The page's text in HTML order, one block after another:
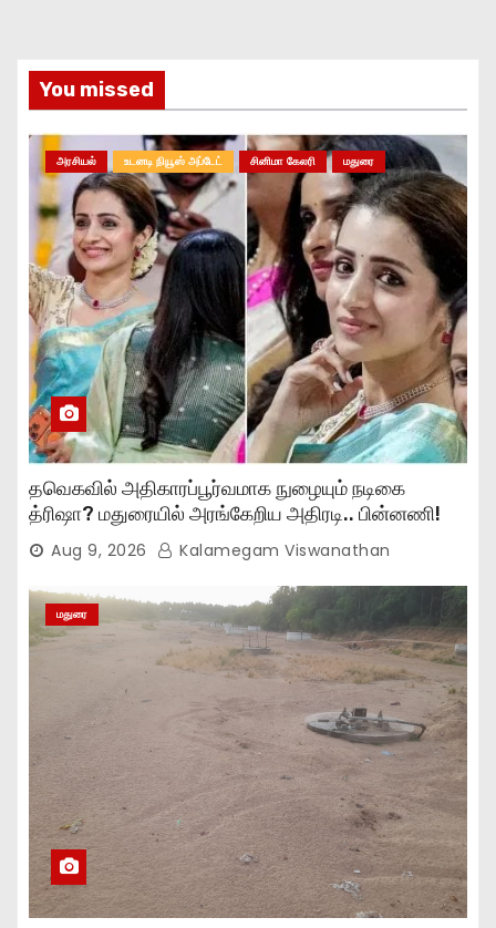
You missed
அரசியல் உடனடி நியூஸ் அப்டேட் சினிமா கேலரி மதுரை
தவெகவில் அதிகாரப்பூர்வமாக நுழையும் நடிகை
த்ரிஷா? மதுரையில் அரங்கேறிய அதிரடி.. பின்னணி!
Aug 9, 2026 Kalamegam Viswanathan
மதுரை